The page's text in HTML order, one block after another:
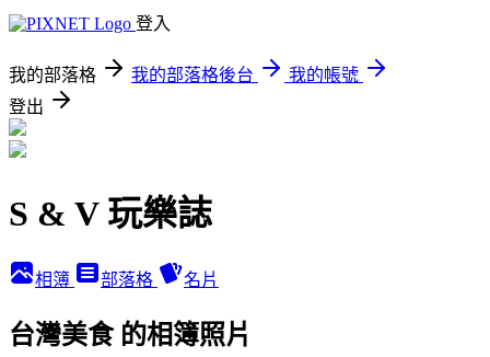
登入
我的部落格 我的部落格後台
我的帳號
登出
S & V 玩樂誌
相簿 部落格 名片
台灣美食 的相簿照片